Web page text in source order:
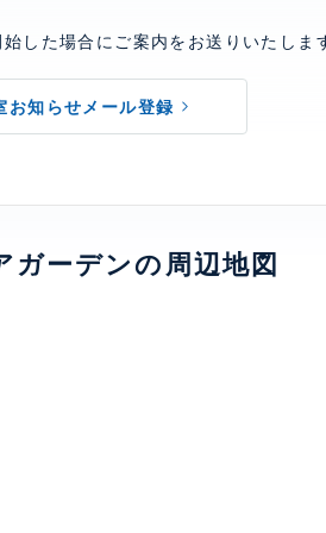
した場合にご案内をお送りいたしま
お知らせメール登録
ガーデンの周辺地図